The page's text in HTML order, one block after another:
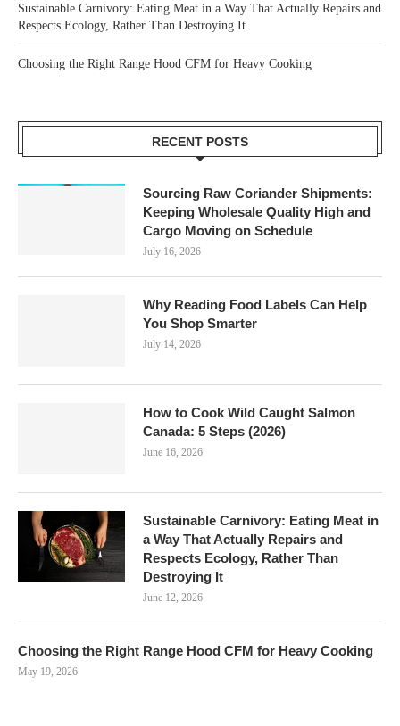
Sustainable Carnivory: Eating Meat in a Way That Actually Repairs and
Respects Ecology, Rather Than Destroying It
Choosing the Right Range Hood CFM for Heavy Cooking
RECENT POSTS
Sourcing Raw Coriander Shipments:
Keeping Wholesale Quality High and
Cargo Moving on Schedule
July 16, 2026
Why Reading Food Labels Can Help
You Shop Smarter
July 14, 2026
How to Cook Wild Caught Salmon
Canada: 5 Steps (2026)
June 16, 2026
Sustainable Carnivory: Eating Meat in
a Way That Actually Repairs and
Respects Ecology, Rather Than
Destroying It
June 12, 2026
Choosing the Right Range Hood CFM for Heavy Cooking
May 19, 2026